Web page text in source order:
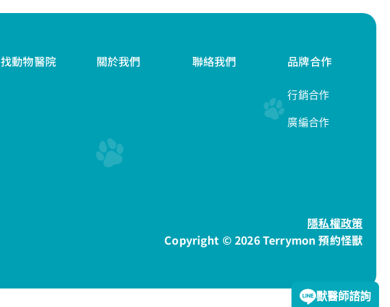
找動物醫院 關於我們 聯絡我們 品牌合作
行銷合作
廣編合作
隱私權政策
Copyright © 2026 Terrymon 預約怪獸
獸醫師諮詢